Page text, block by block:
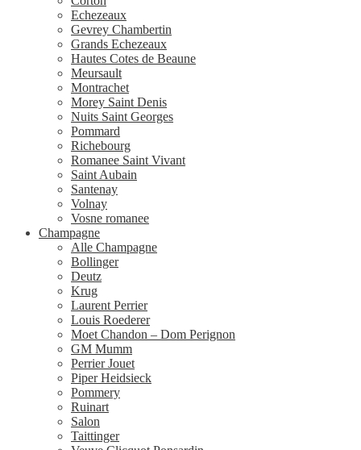
Echezeaux
Gevrey Chambertin
Grands Echezeaux
Hautes Cotes de Beaune
Meursault
Montrachet
Morey Saint Denis
Nuits Saint Georges
Pommard
Richebourg
Romanee Saint Vivant
Saint Aubain
Santenay
Volnay
Vosne romanee
Champagne
Alle Champagne
Bollinger
Deutz
Krug
Laurent Perrier
Louis Roederer
Moet Chandon – Dom Perignon
GM Mumm
Perrier Jouet
Piper Heidsieck
Pommery
Ruinart
Salon
Taittinger